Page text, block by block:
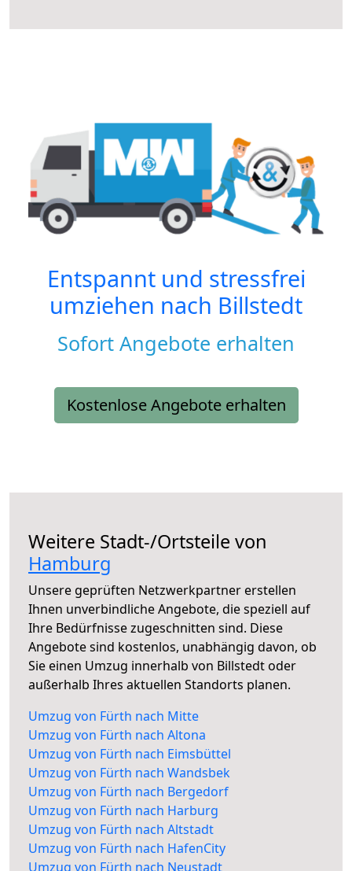
Entspannt und stressfrei
umziehen nach Billstedt
Sofort Angebote erhalten
Kostenlose Angebote erhalten
Weitere Stadt-/Ortsteile von
Hamburg
Unsere geprüften Netzwerkpartner erstellen
Ihnen unverbindliche Angebote, die speziell auf
Ihre Bedürfnisse zugeschnitten sind. Diese
Angebote sind kostenlos, unabhängig davon, ob
Sie einen Umzug innerhalb von Billstedt oder
außerhalb Ihres aktuellen Standorts planen.
Umzug von Fürth nach Mitte
Umzug von Fürth nach Altona
Umzug von Fürth nach Eimsbüttel
Umzug von Fürth nach Wandsbek
Umzug von Fürth nach Bergedorf
Umzug von Fürth nach Harburg
Umzug von Fürth nach Altstadt
Umzug von Fürth nach HafenCity
Umzug von Fürth nach Neustadt